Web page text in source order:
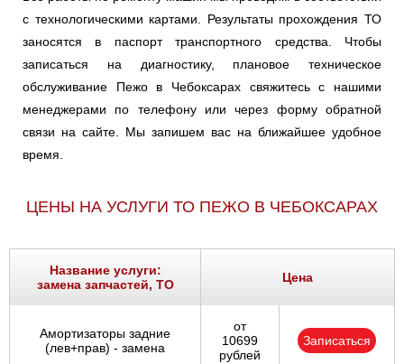
с технологическими картами. Результаты прохождения ТО
заносятся в паспорт транспортного средства. Чтобы
записаться на диагностику, плановое техническое
обслуживание Пежо в Чебоксарах свяжитесь с нашими
менеджерами по телефону или через форму обратной
связи на сайте. Мы запишем вас на ближайшее удобное
время.
ЦЕНЫ НА УСЛУГИ ТО ПЕЖО В ЧЕБОКСАРАХ
Название услуги:
замена запчастей, ТО
Цена
Амортизаторы задние
(лев+прав) - замена
от
10699
рублей
Записаться